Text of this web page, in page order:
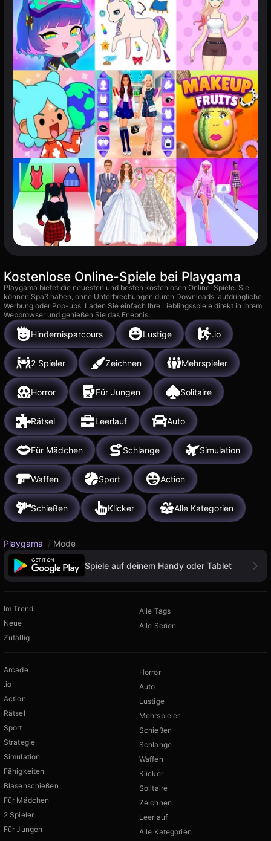
Kostenlose Online-Spiele bei Playgama
Playgama bietet die neuesten und besten kostenlosen Online-Spiele. Sie
können Spaß haben, ohne Unterbrechungen durch Downloads, aufdringliche
Werbung oder Pop-ups. Laden Sie einfach Ihre Lieblingsspiele direkt in Ihrem
Webbrowser und genießen Sie das Erlebnis.
Hindernisparcours Lustige .io
2 Spieler Zeichnen Mehrspieler
Horror Für Jungen Solitaire
Rätsel Leerlauf Auto
Für Mädchen Schlange Simulation
Waffen Sport Action
Schießen Klicker Alle Kategorien
Playgama / Mode
Spiele auf deinem Handy oder Tablet
Im Trend
Neue
Zufällig
Alle Tags
Alle Serien
Arcade
.io
Action
Rätsel
Sport
Strategie
Simulation
Fähigkeiten
Blasenschießen
Für Mädchen
2 Spieler
Für Jungen
Horror
Auto
Lustige
Mehrspieler
Schießen
Schlange
Waffen
Klicker
Solitaire
Zeichnen
Leerlauf
Alle Kategorien